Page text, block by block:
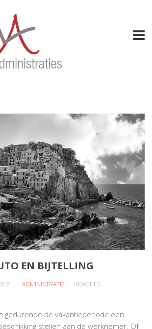
EN BIJTELLING
ADMINISTRATIE
REACTIES
gedurende de vakantieperiode een
stellen aan de werknemer. Of